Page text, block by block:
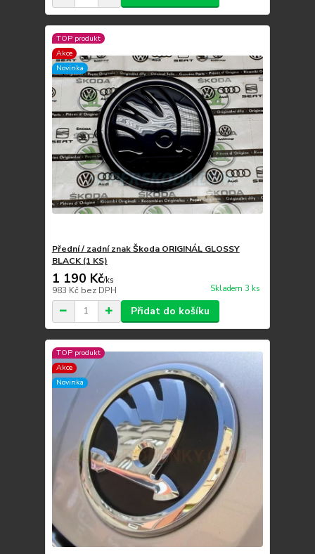
TOP produkt
Akce
Novinka
Přední / zadní znak Škoda ORIGINÁL GLOSSY
BLACK (1 KS)
1 190 Kč/ks
983 Kč bez DPH Skladem 3 ks
Přidat do košíku
TOP produkt
Akce
Novinka